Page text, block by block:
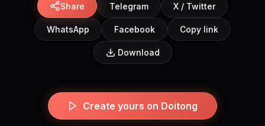
Share Telegram X / Twitter
WhatsApp Facebook Copy link
Download
Create yours on Doitong